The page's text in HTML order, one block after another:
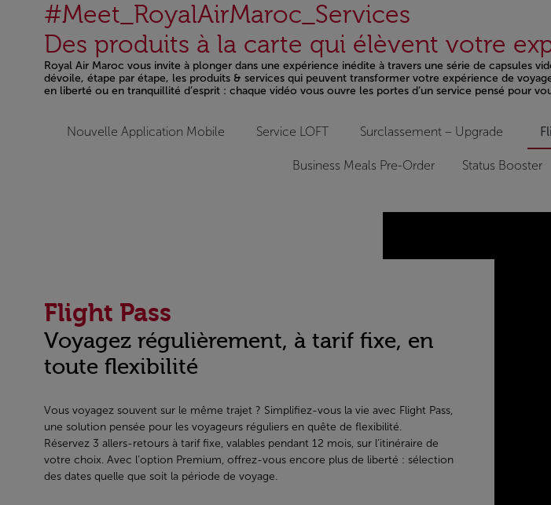
#Meet_RoyalAirMaroc_Services
Des produits à la carte qui élèvent votre
Royal Air Maroc vous invite à plonger dans une expérience inédite à travers une série de capsules
dévoile, étape par étape, les produits & services qui peuvent transformer votre expérience de
en liberté ou en tranquillité d’esprit : chaque vidéo vous ouvre les portes d’un service pensé pour
Nouvelle Application Mobile Service LOFT Surclassement – Upgrade
Business Meals Pre-Order Status Booster
Flight Pass
Voyagez régulièrement, à tarif fixe, en
toute flexibilité
Vous voyagez souvent sur le même trajet ? Simplifiez-vous la vie avec Flight Pass,
une solution pensée pour les voyageurs réguliers en quête de flexibilité.
Réservez 3 allers-retours à tarif fixe, valables pendant 12 mois, sur l’itinéraire de
votre choix. Avec l’option Premium, offrez-vous encore plus de liberté : sélection
des dates quelle que soit la période de voyage.